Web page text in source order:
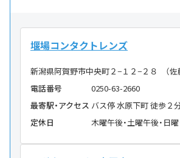
堰場コンタクトレンズ
新潟県阿賀野市中央町２−１２−２８ （佐
電話番号
0250-63-2660
最寄駅・アクセス バス停 水原下町 徒歩２
定休日
木曜午後・土曜午後・日曜